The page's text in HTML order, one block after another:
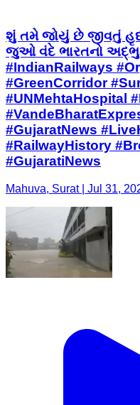
શું તમે જોયું છે જીવતું
જુઓ વંદે ભારતનો અદ્ભુત
#IndianRailways
#GreenCorridor
#UNMehtaHospital
#GujaratNews
#RailwayHistory
#GujaratiNews
Mahuva, Surat | Jul 31,